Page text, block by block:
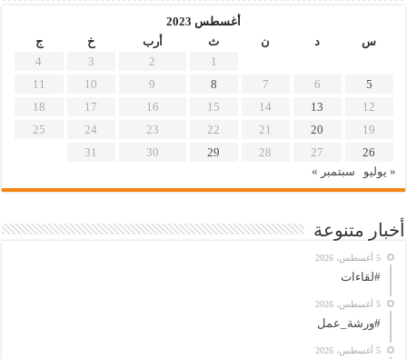
أغسطس 2023
س
د ن ث أرب خ
ج
1
2
3
4
5
6
7
8
9
10
11
12
13
14
15
16
17
18
19
20
21
22
23
24
25
26
27
28
29
30
31
« يوليو
سبتمبر »
أخبار متنوعة
5 أغسطس، 2026
#لقاءات
5 أغسطس، 2026
#ورشة_عمل
5 أغسطس، 2026